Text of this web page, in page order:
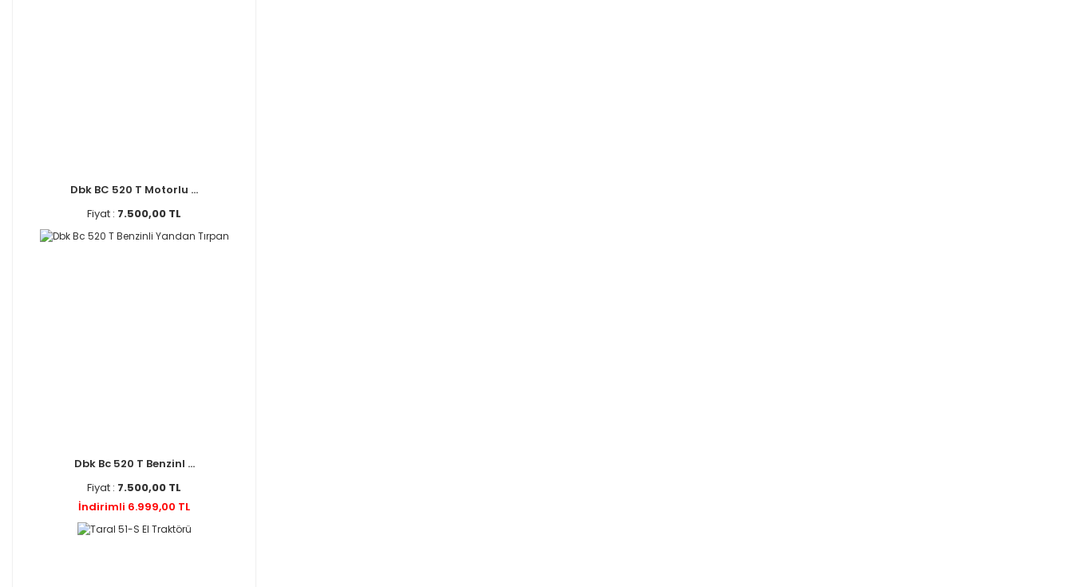
Dbk BC 520 T Motorlu ...
Fiyat : 7.500,00 TL
Dbk Bc 520 T Benzinl ...
Fiyat : 7.500,00 TL
İndirimli 6.999,00 TL